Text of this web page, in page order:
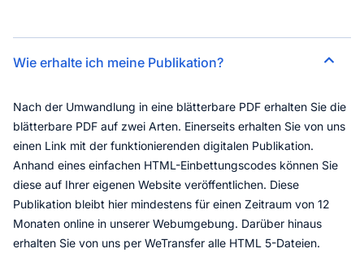
Wie erhalte ich meine Publikation?
Nach der Umwandlung in eine blätterbare PDF erhalten Sie die
blätterbare PDF auf zwei Arten. Einerseits erhalten Sie von uns
einen Link mit der funktionierenden digitalen Publikation.
Anhand eines einfachen HTML-Einbettungscodes können Sie
diese auf Ihrer eigenen Website veröffentlichen. Diese
Publikation bleibt hier mindestens für einen Zeitraum von 12
Monaten online in unserer Webumgebung. Darüber hinaus
erhalten Sie von uns per WeTransfer alle HTML 5-Dateien.